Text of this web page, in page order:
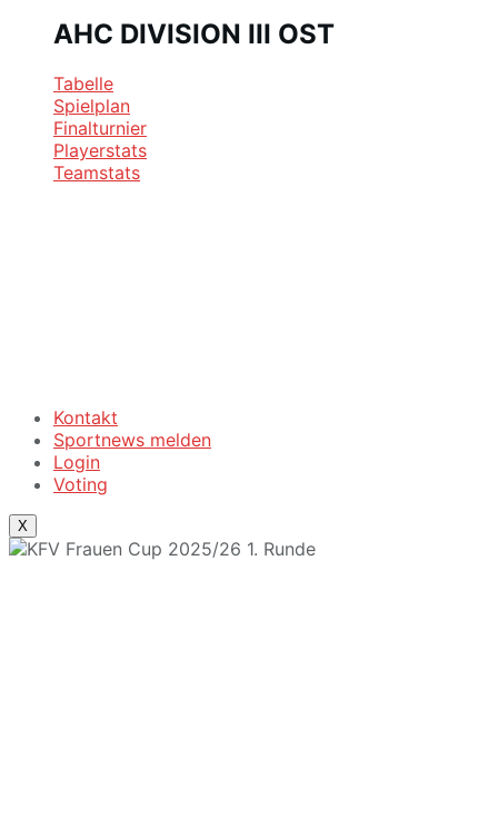
AHC DIVISION III OST
Tabelle
Spielplan
Finalturnier
Playerstats
Teamstats
Kontakt
Sportnews melden
Login
Voting
X